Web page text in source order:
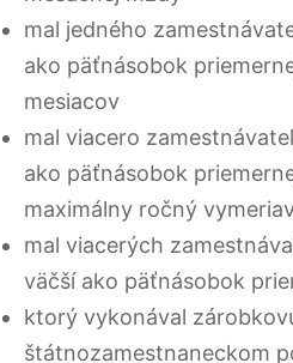
mal jedného
ako päťnásobok
mesiacov
mal viacero
ako päťnásobok
maximálny ročný
mal viacerých
väčší ako päťnásobok
ktorý vykonával
štátnozamestnaneckom